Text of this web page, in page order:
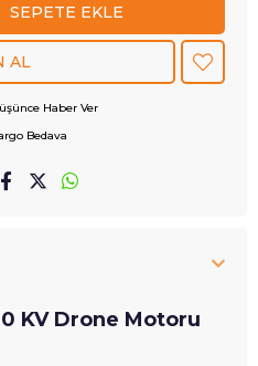
Haber Ver
Bedava
KV Drone Motoru